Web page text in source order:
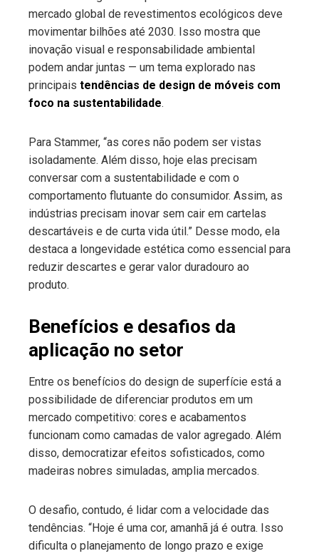
mercado global de revestimentos ecológicos deve
movimentar bilhões até 2030. Isso mostra que
inovação visual e responsabilidade ambiental
podem andar juntas — um tema explorado nas
principais tendências de design de móveis com
foco na sustentabilidade.
Para Stammer, “as cores não podem ser vistas
isoladamente. Além disso, hoje elas precisam
conversar com a sustentabilidade e com o
comportamento flutuante do consumidor. Assim, as
indústrias precisam inovar sem cair em cartelas
descartáveis e de curta vida útil.” Desse modo, ela
destaca a longevidade estética como essencial para
reduzir descartes e gerar valor duradouro ao
produto.
Benefícios e desafios da
aplicação no setor
Entre os benefícios do design de superfície está a
possibilidade de diferenciar produtos em um
mercado competitivo: cores e acabamentos
funcionam como camadas de valor agregado. Além
disso, democratizar efeitos sofisticados, como
madeiras nobres simuladas, amplia mercados.
O desafio, contudo, é lidar com a velocidade das
tendências. “Hoje é uma cor, amanhã já é outra. Isso
dificulta o planejamento de longo prazo e exige